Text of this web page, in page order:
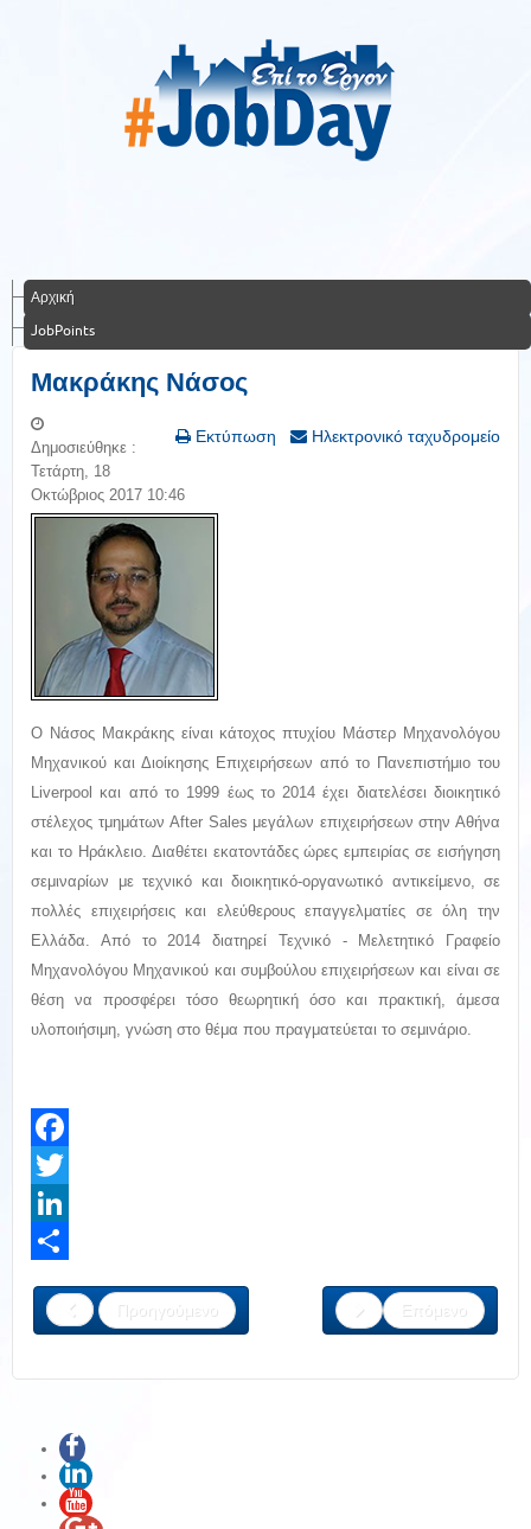
Αρχική
JobPoints
Μακράκης Νάσος
Εκτύπωση Ηλεκτρονικό ταχυδρομείο
Δημοσιεύθηκε :
Τετάρτη, 18
Οκτώβριος 2017 10:46
Ο Νάσος Μακράκης είναι κάτοχος πτυχίου Μάστερ Μηχανολόγου
Μηχανικού και Διοίκησης Επιχειρήσεων από το Πανεπιστήμιο του
Liverpool και από το 1999 έως το 2014 έχει διατελέσει διοικητικό
στέλεχος τμημάτων After Sales μεγάλων επιχειρήσεων στην Αθήνα
και το Ηράκλειο. Διαθέτει εκατοντάδες ώρες εμπειρίας σε εισήγηση
σεμιναρίων με τεχνικό και διοικητικό-οργανωτικό αντικείμενο, σε
πολλές επιχειρήσεις και ελεύθερους επαγγελματίες σε όλη την
Ελλάδα. Από το 2014 διατηρεί Τεχνικό - Μελετητικό Γραφείο
Μηχανολόγου Μηχανικού και συμβούλου επιχειρήσεων και είναι σε
θέση να προσφέρει τόσο θεωρητική όσο και πρακτική, άμεσα
υλοποιήσιμη, γνώση στο θέμα που πραγματεύεται το σεμινάριο.
Facebook
Twitter
LinkedIn
Προηγούμενο
Επόμενο